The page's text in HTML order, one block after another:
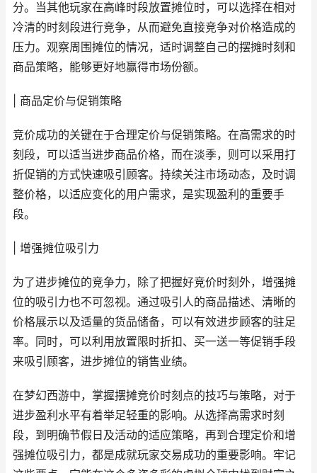
分。当其他玩家在高峰时段放置摊位时，可以选择在相对
冷清的时刻段进行竞争，从而避免直接竞争对价格造成的
压力。观察周围摊位的情况，适时调整自己的摆摊时刻和
商品策略，能够更好地赢得市场份额。
| 商品定价与促销策略
竞价成功的关键在于合理定价与促销策略。在高需求的时
刻段，可以适当进步商品价格，而在淡季，则可以采用打
折促销的方式快速吸引顾客。持续关注市场动态，及时调
整价格，以适应变化的用户需求，是实现盈利的重要手
段。
| 增强摊位吸引力
为了进步摊位的竞争力，除了把握好竞价时刻外，增强摊
位的吸引力也不可忽视。通过吸引人的商品描述、清晰的
价格展示以及适量的货品储备，可以有效进步顾客的驻足
率。同时，可以利用放置限时折扣、买一送一等促销手段
来吸引顾客，进步摊位的销售业绩。
在梦幻西游中，掌握摆摊竞价时刻点的技巧与策略，对于
进步盈利水平有着举足轻重的影响。从选择高需求时刻
段，到明确节假日及活动的适应策略，再到合理定价和增
强摊位吸引力，都是成就玩家交易成功的重要影响。牢记